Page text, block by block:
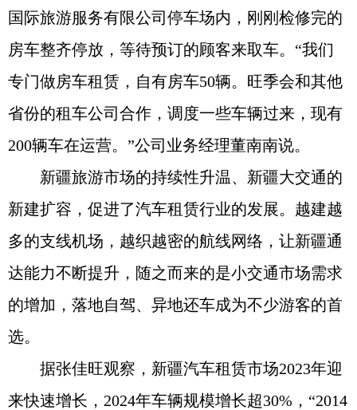
国际旅游服务有限公司停车场内，刚刚检修完的
房车整齐停放，等待预订的顾客来取车。“我们
专门做房车租赁，自有房车50辆。旺季会和其他
省份的租车公司合作，调度一些车辆过来，现有
200辆车在运营。”公司业务经理董南南说。
新疆旅游市场的持续性升温、新疆大交通的
新建扩容，促进了汽车租赁行业的发展。越建越
多的支线机场，越织越密的航线网络，让新疆通
达能力不断提升，随之而来的是小交通市场需求
的增加，落地自驾、异地还车成为不少游客的首
选。
据张佳旺观察，新疆汽车租赁市场2023年迎
来快速增长，2024年车辆规模增长超30%，“2014